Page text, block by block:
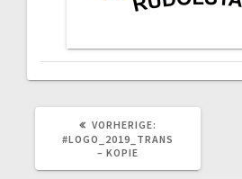
VORHERIGE:
BEITRAG:
#LOGO_2019_TRANS
– KOPIE